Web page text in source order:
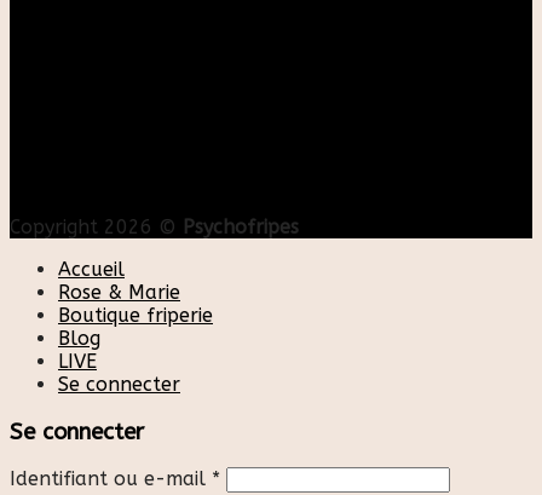
Copyright 2026 © Psychofripes
Accueil
Rose & Marie
Boutique friperie
Blog
LIVE
Se connecter
Se connecter
Identifiant ou e-mail *